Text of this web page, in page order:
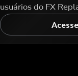
usuários do FX